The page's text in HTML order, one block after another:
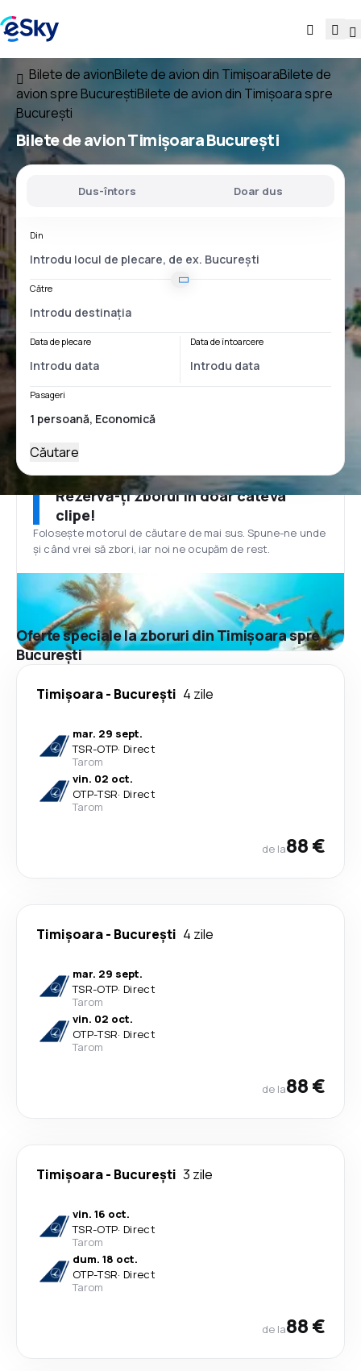
Bilete de avionBilete de avion din TimișoaraBilete de
avion spre BucureștiBilete de avion din Timișoara spre
București
Bilete de avionTimișoara București
Dus-întors Doar dus
Din
Către
Data de plecare Data de întoarcere
Pasageri
Căutare
Rezervă-ți zborul în doar câteva
clipe!
Folosește motorul de căutare de mai sus. Spune-ne unde
și când vrei să zbori, iar noi ne ocupăm de rest.
Oferte speciale la zboruri din Timișoara spre
București
Timișoara- București 4 zile
mar. 29 sept.
TSR-OTP· Direct
Tarom
vin. 02 oct.
OTP-TSR· Direct
Tarom
de la88 €
Timișoara- București 4 zile
mar. 29 sept.
TSR-OTP· Direct
Tarom
vin. 02 oct.
OTP-TSR· Direct
Tarom
de la88 €
Timișoara- București 3 zile
vin. 16 oct.
TSR-OTP· Direct
Tarom
dum. 18 oct.
OTP-TSR· Direct
Tarom
de la88 €